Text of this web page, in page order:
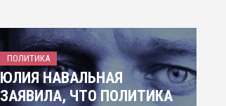
ПОЛИТИКА
ЮЛИЯ НАВАЛЬНАЯ
ЗАЯВИЛА, ЧТО ПОЛИТИКА